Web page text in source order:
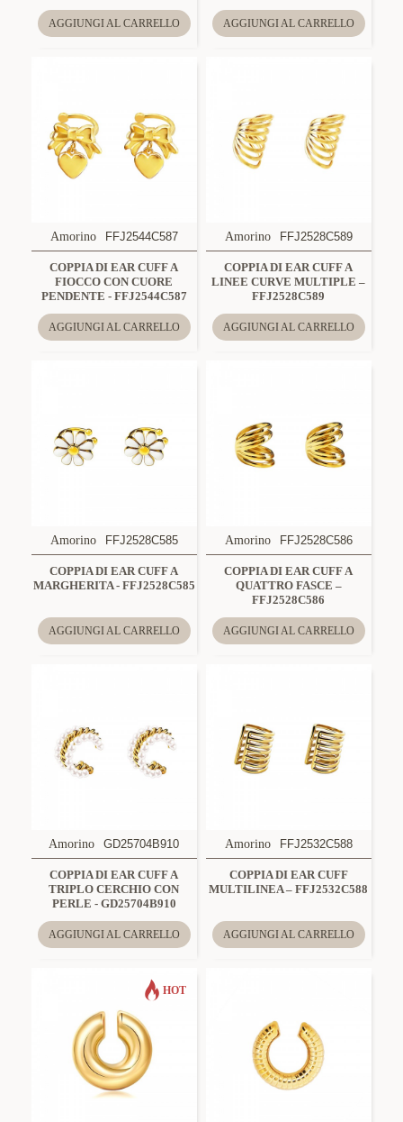
AGGIUNGI AL CARRELLO AGGIUNGI AL CARRELLO
Amorino FFJ2544C587
COPPIA DI EAR CUFF A
FIOCCO CON CUORE
PENDENTE - FFJ2544C587
AGGIUNGI AL CARRELLO
Amorino FFJ2528C589
COPPIA DI EAR CUFF A
LINEE CURVE MULTIPLE –
FFJ2528C589
AGGIUNGI AL CARRELLO
Amorino FFJ2528C585
COPPIA DI EAR CUFF A
MARGHERITA - FFJ2528C585
AGGIUNGI AL CARRELLO
Amorino FFJ2528C586
COPPIA DI EAR CUFF A
QUATTRO FASCE –
FFJ2528C586
AGGIUNGI AL CARRELLO
Amorino GD25704B910
COPPIA DI EAR CUFF A
TRIPLO CERCHIO CON
PERLE - GD25704B910
AGGIUNGI AL CARRELLO
Amorino FFJ2532C588
COPPIA DI EAR CUFF
MULTILINEA – FFJ2532C588
AGGIUNGI AL CARRELLO
HOT